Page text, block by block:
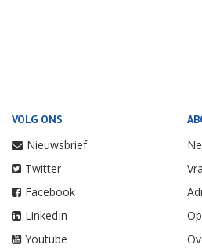
VOLG ONS
Nieuwsbrief
Twitter
Facebook
LinkedIn
Youtube